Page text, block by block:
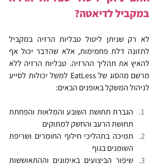
במקביל לדיאטה?
לניהול המשקל באופנים הבאים:
תחושת הרעב והחשק למתוקים
השומנים בגוף